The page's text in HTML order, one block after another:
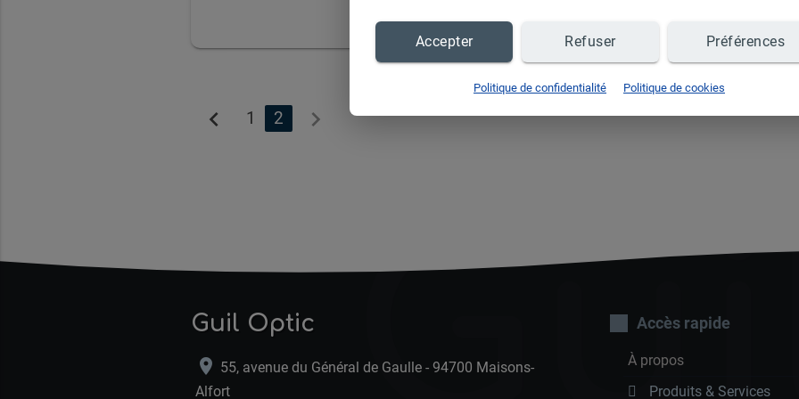
chevron_left 1 2 chevron_right
Guil Optic
location_on 55, avenue du Général de Gaulle - 94700 Maisons-
Alfort
Accès rapide
À propos
Produits & Services
Accepter Refuser Préférences
Politique de confidentialité Politique de cookies